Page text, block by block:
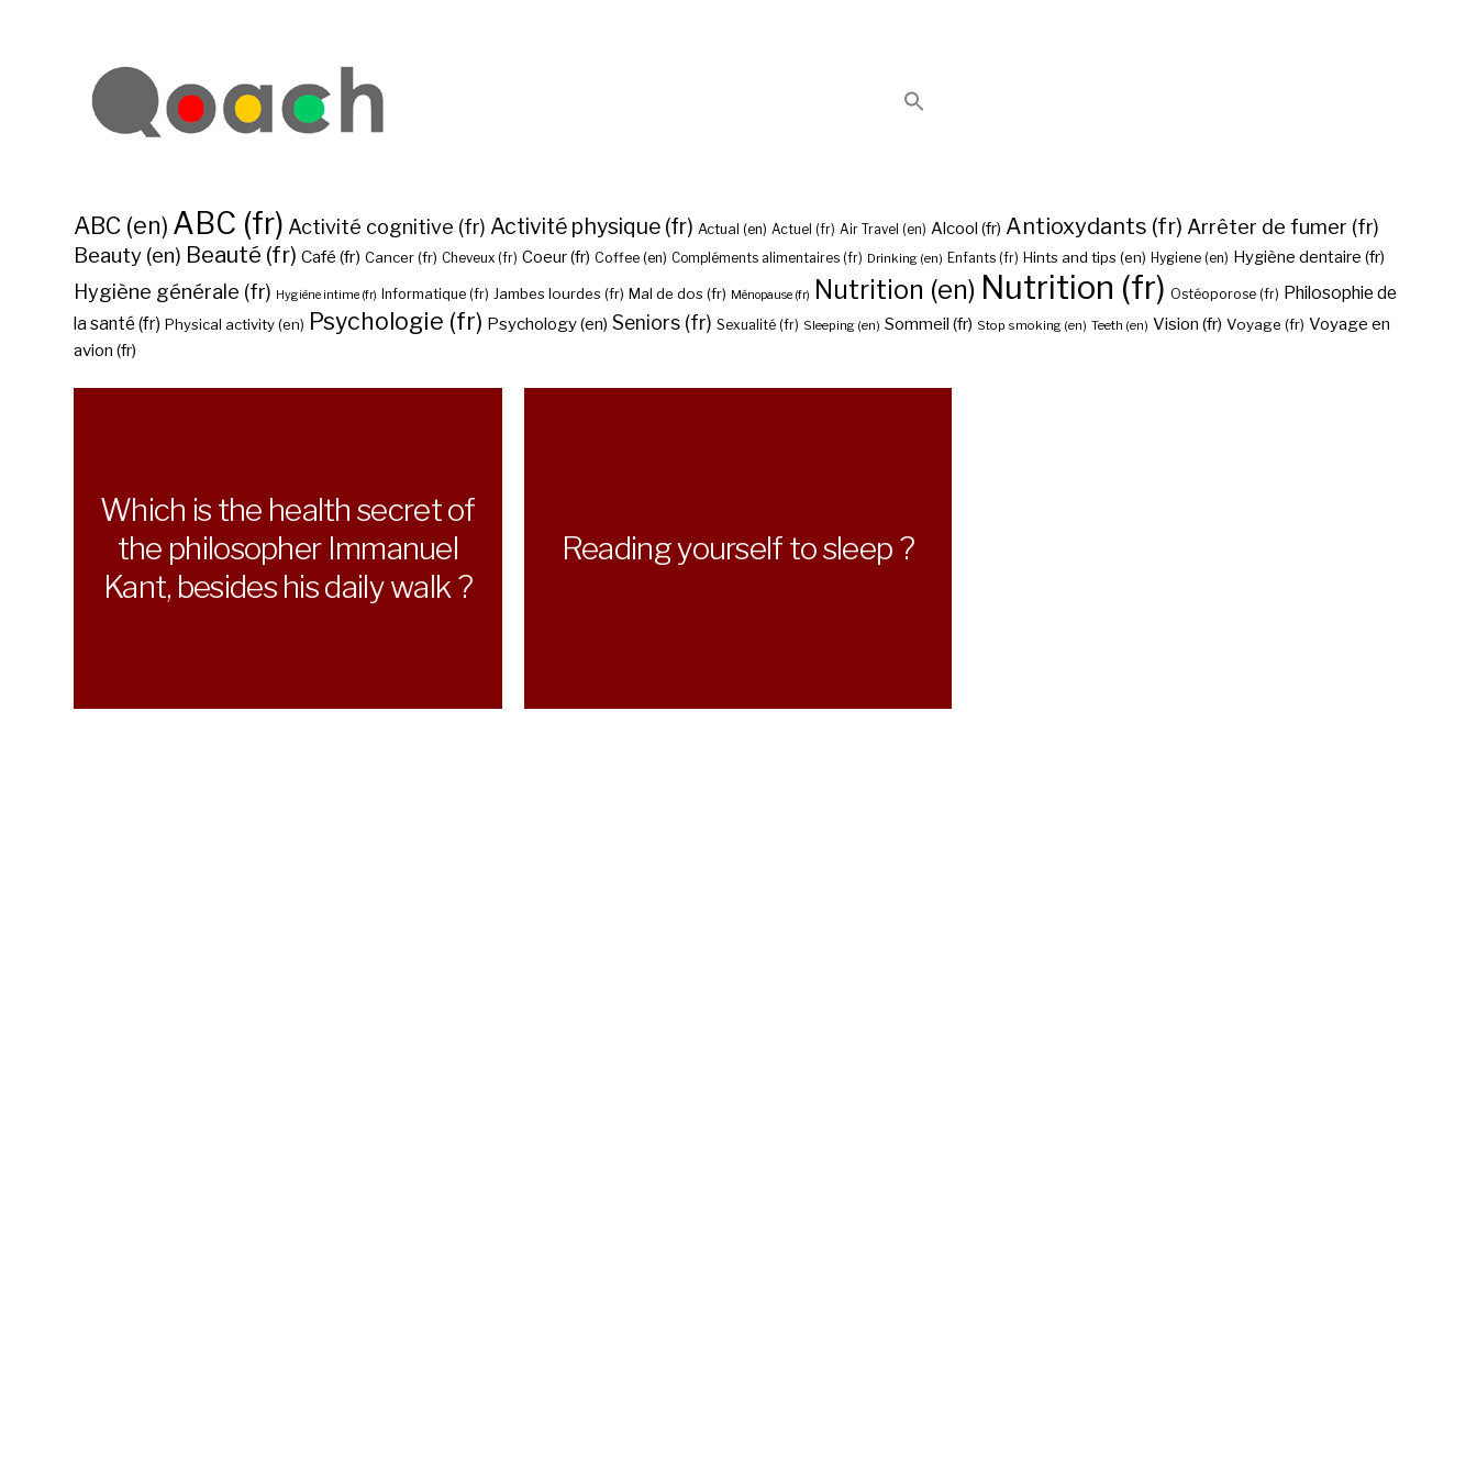
ABC (en) ABC (fr) Activité cognitive (fr) Activité physique (fr) Actual (en) Actuel (fr) Air Travel (en) Alcool (fr) Antioxydants (fr) Arrêter de fumer (fr)
Beauty (en) Beauté (fr) Café (fr) Cancer (fr) Cheveux (fr) Coeur (fr) Coffee (en) Compléments alimentaires (fr) Drinking (en) Enfants (fr) Hints and tips (en) Hygiene (en) Hygiène dentaire (fr)
Hygiène générale (fr) Hygiène intime (fr) Informatique (fr) Jambes lourdes (fr) Mal de dos (fr) Ménopause (fr) Nutrition (en) Nutrition (fr) Ostéoporose (fr) Philosophie de
la santé (fr) Physical activity (en) Psychologie (fr) Psychology (en) Seniors (fr) Sexualité (fr) Sleeping (en) Sommeil (fr) Stop smoking (en) Teeth (en) Vision (fr) Voyage (fr) Voyage en
avion (fr)
Which is the health secret of
the philosopher Immanuel
Kant, besides his daily walk ?
Reading yourself to sleep ?